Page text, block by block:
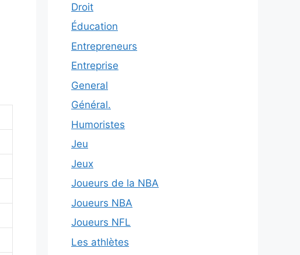
Droit
Éducation
Entrepreneurs
Entreprise
General
Général.
Humoristes
Jeu
Jeux
Joueurs de la NBA
Joueurs NBA
Joueurs NFL
Les athlètes